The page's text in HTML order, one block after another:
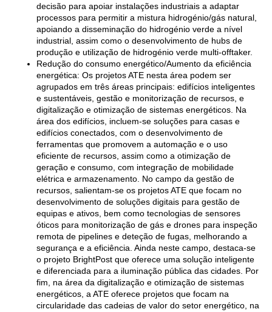
decisão para apoiar instalações industriais a adaptar
processos para permitir a mistura hidrogénio/gás natural,
apoiando a disseminação do hidrogénio verde a nível
industrial, assim como o desenvolvimento de hubs de
produção e utilização de hidrogénio verde multi-offtaker.
Redução do consumo energético/Aumento da eficiência
energética: Os projetos ATE nesta área podem ser
agrupados em três áreas principais: edifícios inteligentes
e sustentáveis, gestão e monitorização de recursos, e
digitalização e otimização de sistemas energéticos. Na
área dos edifícios, incluem-se soluções para casas e
edifícios conectados, com o desenvolvimento de
ferramentas que promovem a automação e o uso
eficiente de recursos, assim como a otimização de
geração e consumo, com integração de mobilidade
elétrica e armazenamento. No campo da gestão de
recursos, salientam-se os projetos ATE que focam no
desenvolvimento de soluções digitais para gestão de
equipas e ativos, bem como tecnologias de sensores
óticos para monitorização de gás e drones para inspeção
remota de pipelines e deteção de fugas, melhorando a
segurança e a eficiência. Ainda neste campo, destaca-se
o projeto BrightPost que oferece uma solução inteligente
e diferenciada para a iluminação pública das cidades. Por
fim, na área da digitalização e otimização de sistemas
energéticos, a ATE oferece projetos que focam na
circularidade das cadeias de valor do setor energético, na